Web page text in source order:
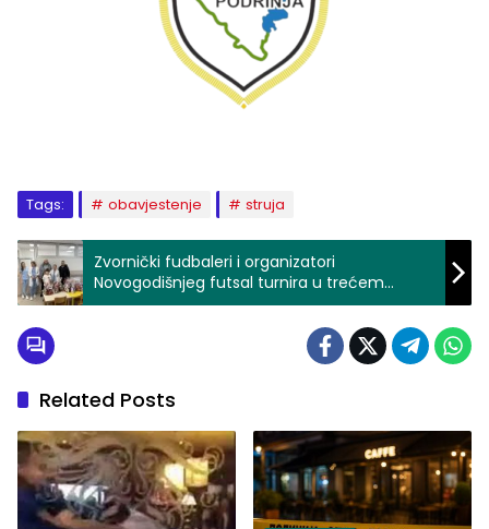
Tags: obavjestenje struja
Zvornički fudbaleri i organizatori
Novogodišnjeg futsal turnira u trećem
poluvremenu: Uručeni slatki paketići
mališanima koji se trenutno nalaze na
Pedijatrijskom odjeljenju JZU Bolnica Zvornik
Related Posts